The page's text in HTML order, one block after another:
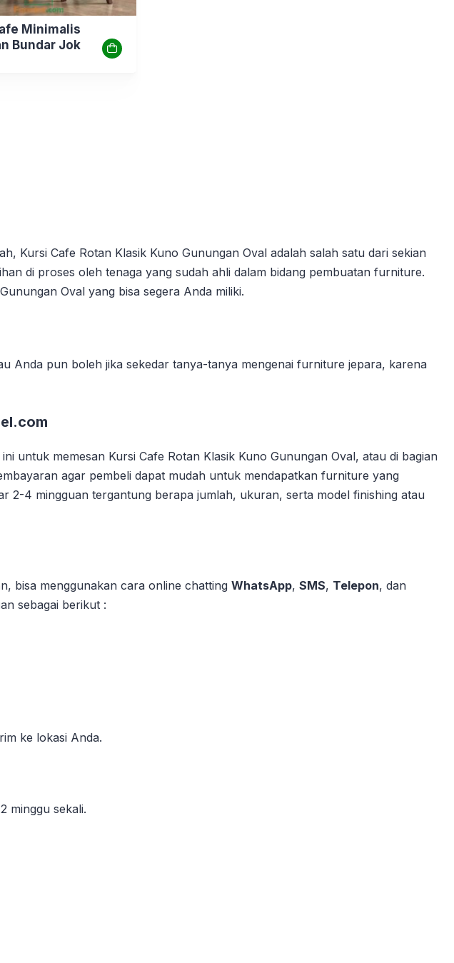
Minimalis
Bundar Jok
Kursi Cafe Rotan Klasik Kuno Gunungan Oval adalah salah satu dari sekian
di proses oleh tenaga yang sudah ahli dalam bidang pembuatan furniture.
Oval yang bisa segera Anda miliki.
Anda pun boleh jika sekedar tanya-tanya mengenai furniture jepara, karena
untuk memesan Kursi Cafe Rotan Klasik Kuno Gunungan Oval, atau di bagian
agar pembeli dapat mudah untuk mendapatkan furniture yang
2-4 mingguan tergantung berapa jumlah, ukuran, serta model finishing atau
bisa menggunakan cara online chatting WhatsApp, SMS, Telepon, dan
sebagai berikut :
ke lokasi Anda.
minggu sekali.